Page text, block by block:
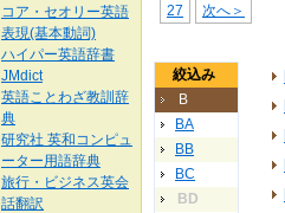
27
次へ＞
絞込み
B
BA
BB
BC
BD
コア・セオリー英語
表現(基本動詞)
ハイパー英語辞書
JMdict
英語ことわざ教訓辞
典
研究社 英和コンピュ
ーター用語辞典
旅行・ビジネス英会
話翻訳